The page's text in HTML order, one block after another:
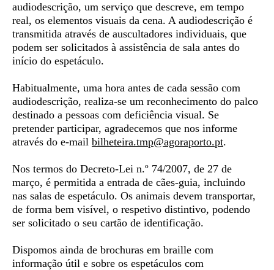
audiodescrição, um serviço que descreve, em tempo
real, os elementos visuais da cena. A audiodescrição é
transmitida através de auscultadores individuais, que
podem ser solicitados à assistência de sala antes do
início do espetáculo.
Habitualmente, uma hora antes de cada sessão com
audiodescrição, realiza-se um reconhecimento do palco
destinado a pessoas com deficiência visual. Se
pretender participar, agradecemos que nos informe
através do e-mail bilheteira.tmp@agoraporto.pt.
Nos termos do Decreto-Lei n.º 74/2007, de 27 de
março, é permitida a entrada de cães-guia, incluindo
nas salas de espetáculo. Os animais devem transportar,
de forma bem visível, o respetivo distintivo, podendo
ser solicitado o seu cartão de identificação.
Dispomos ainda de brochuras em braille com
informação útil e sobre os espetáculos com